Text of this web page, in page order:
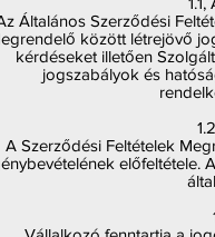
Általános Szerződési
között létrejövő
kérdéseket illetően
jogszabályok és
A Szerződési Feltételek
előfeltétele.